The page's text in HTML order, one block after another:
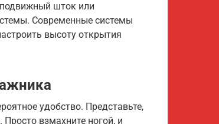
шток или
Современные системы
высоту открытия
удобство. Представьте,
взмахните ногой, и